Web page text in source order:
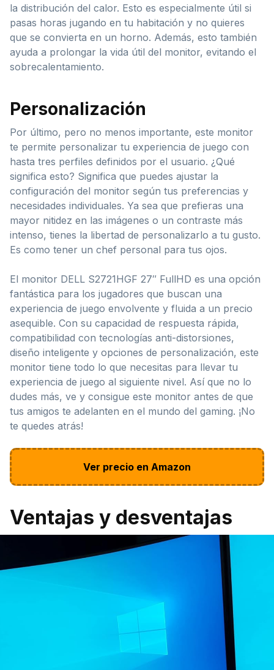
la distribución del calor. Esto es especialmente útil si
pasas horas jugando en tu habitación y no quieres
que se convierta en un horno. Además, esto también
ayuda a prolongar la vida útil del monitor, evitando el
sobrecalentamiento.
Personalización
Por último, pero no menos importante, este monitor
te permite personalizar tu experiencia de juego con
hasta tres perfiles definidos por el usuario. ¿Qué
significa esto? Significa que puedes ajustar la
configuración del monitor según tus preferencias y
necesidades individuales. Ya sea que prefieras una
mayor nitidez en las imágenes o un contraste más
intenso, tienes la libertad de personalizarlo a tu gusto.
Es como tener un chef personal para tus ojos.
El monitor DELL S2721HGF 27″ FullHD es una opción
fantástica para los jugadores que buscan una
experiencia de juego envolvente y fluida a un precio
asequible. Con su capacidad de respuesta rápida,
compatibilidad con tecnologías anti-distorsiones,
diseño inteligente y opciones de personalización, este
monitor tiene todo lo que necesitas para llevar tu
experiencia de juego al siguiente nivel. Así que no lo
dudes más, ve y consigue este monitor antes de que
tus amigos te adelanten en el mundo del gaming. ¡No
te quedes atrás!
Ver precio en Amazon
Ventajas y desventajas